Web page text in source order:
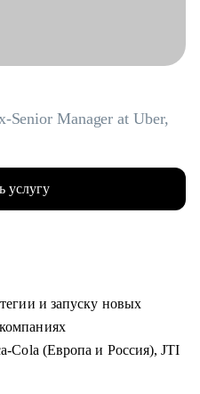
Senior Manager at Uber,
услугу